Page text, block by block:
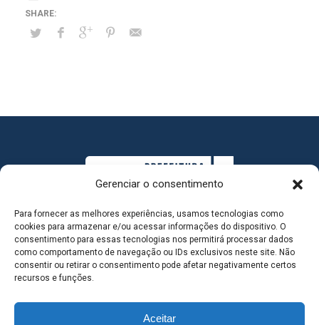
Gerenciar o consentimento
Para fornecer as melhores experiências, usamos tecnologias como
cookies para armazenar e/ou acessar informações do dispositivo. O
consentimento para essas tecnologias nos permitirá processar dados
como comportamento de navegação ou IDs exclusivos neste site. Não
consentir ou retirar o consentimento pode afetar negativamente certos
recursos e funções.
Aceitar
MAPA DO SITE